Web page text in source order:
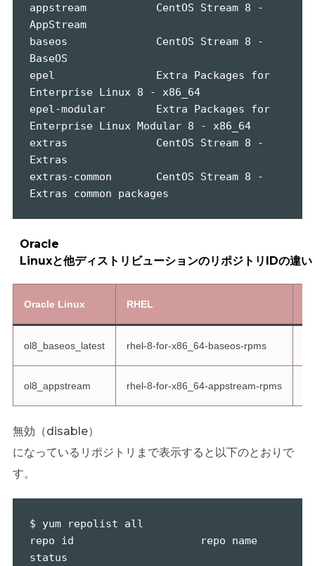
appstream           CentOS Stream 8 -
AppStream
baseos              CentOS Stream 8 -
BaseOS
epel                Extra Packages for
Enterprise Linux 8 - x86_64
epel-modular        Extra Packages for
Enterprise Linux Modular 8 - x86_64
extras              CentOS Stream 8 -
Extras
extras-common       CentOS Stream 8 -
Extras common packages
Oracle
Linuxと他ディストリビューションのリポジトリIDの違い
Oracle Linux RHEL
ol8_baseos_latest rhel-8-for-x86_64-baseos-rpms
ol8_appstream rhel-8-for-x86_64-appstream-rpms
無効（disable）
になっているリポジトリまで表示すると以下のとおりで
す。
$ yum repolist all
repo id                    repo name
status